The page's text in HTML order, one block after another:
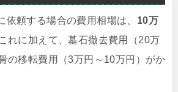
依頼する場合の費用相場は、 10万
れに加えて、墓石撤去費用（20万
の移転費用（3万円～10万円）がか